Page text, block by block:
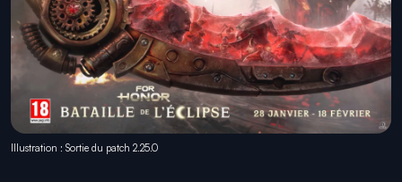
Illustration : Sortie du patch 2.25.0